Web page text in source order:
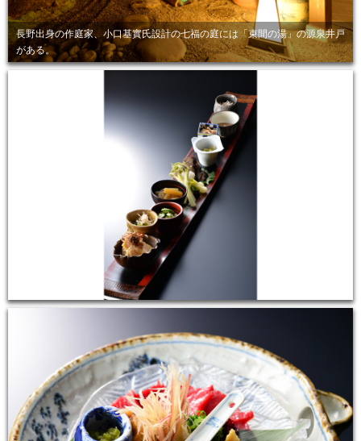
長野出身の作庭家、小口基實氏設計の七福の庭には「束間の湯」の源泉井戸
がある。